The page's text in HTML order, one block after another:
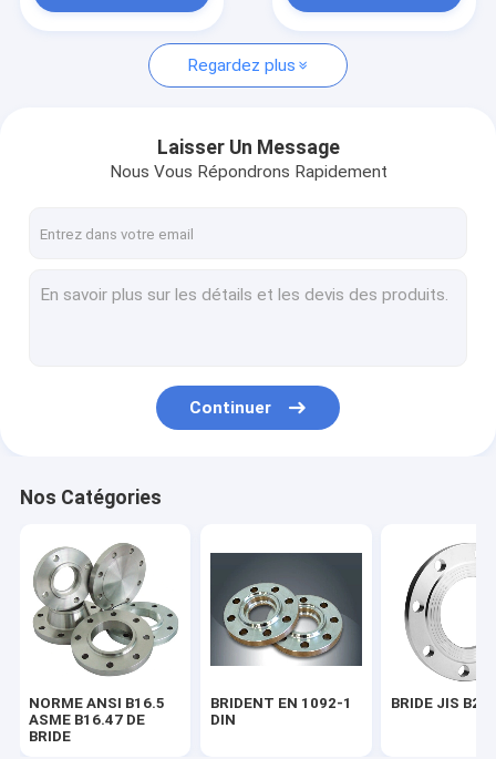
NORME ANSI B16.5 ASME B16.47 DE BRIDE
BRIDE JIS B2220
GOST 33259 DE BRIDE
EN 10253 DU MONTAGE DE TUYAU DIN
PIÈCE EN T DE TUYAU D'ACIER
Réducteur de tuyau d'acier
Chapeau de tuyau d'acier
FROGED ADAPTANT ASME B16.11
Regardez plus
Laisser Un Message
Nous Vous Répondrons Rapidement
Continuer
Nos Catégories
NORME ANSI B16.5
ASME B16.47 DE
BRIDE
BRIDENT EN 1092-1
DIN
BRIDE JIS